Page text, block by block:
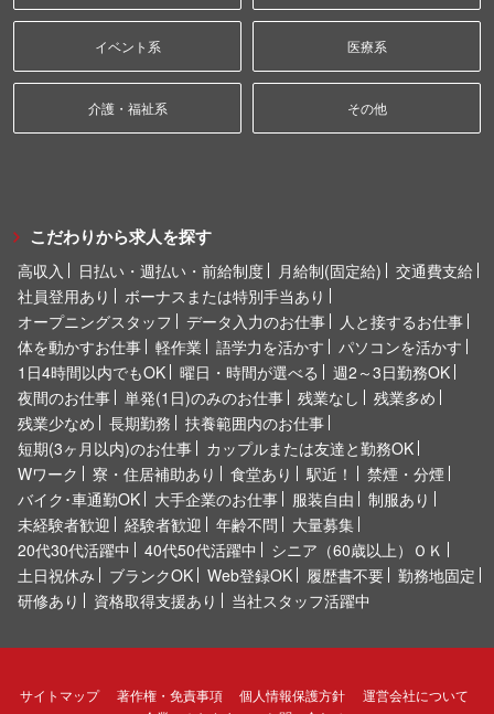
イベント系 医療系
介護・福祉系 その他
こだわりから求人を探す
高収入 日払い・週払い・前給制度 月給制(固定給)
交通費支給
社員登用あり
ボーナスまたは特別手当あり
オープニングスタッフ
データ入力のお仕事
人と接するお仕事
体を動かすお仕事
軽作業 語学力を活かす
パソコンを活かす
1日4時間以内でもOK
曜日・時間が選べる
週2～3日勤務OK
夜間のお仕事
単発(1日)のみのお仕事 残業なし
残業多め
残業少なめ
長期勤務
扶養範囲内のお仕事
短期(3ヶ月以内)のお仕事
カップルまたは友達と勤務OK
Wワーク
寮・住居補助あり 食堂あり 駅近！
禁煙・分煙
バイク･車通勤OK
大手企業のお仕事 服装自由
制服あり
未経験者歓迎
経験者歓迎 年齢不問
大量募集
20代30代活躍中
40代50代活躍中
シニア（60歳以上）ＯＫ
土日祝休み
ブランクOK Web登録OK 履歴書不要
勤務地固定
研修あり
資格取得支援あり 当社スタッフ活躍中
サイトマップ 著作権・免責事項 個人情報保護方針
運営会社について